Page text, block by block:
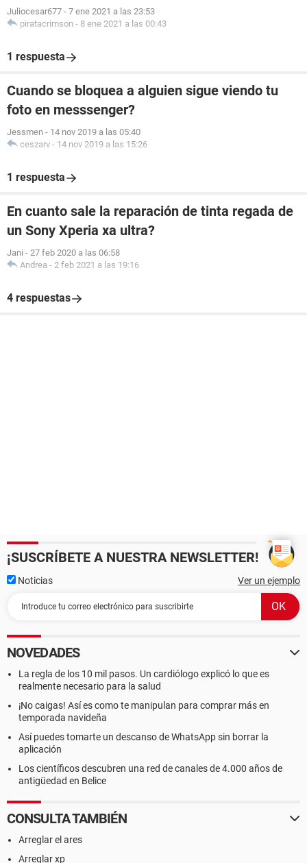
Juliocesar677 - 7 ene 2021 a las 23:53
piratacrimson - 8 ene 2021 a las 00:43
1 respuesta
Cuando se bloquea a alguien sigue viendo tu
foto en messsenger?
Jessmen - 14 nov 2019 a las 05:40
ceszarv - 14 nov 2019 a las 15:26
1 respuesta
En cuanto sale la reparación de tinta regada de
un Sony Xperia xa ultra?
Jani - 27 feb 2020 a las 06:58
Andrea - 2 feb 2021 a las 19:16
4 respuestas
¡SUSCRÍBETE A NUESTRA NEWSLETTER!
Noticias Ver un ejemplo
NOVEDADES
La regla de los 10 mil pasos. Un cardiólogo explicó lo que es
realmente necesario para la salud
¡No caigas! Así es como te manipulan para comprar más en
temporada navideña
Así puedes tomarte un descanso de WhatsApp sin borrar la
aplicación
Los científicos descubren una red de canales de 4.000 años de
antigüedad en Belice
CONSULTA TAMBIÉN
Arreglar el ares
Arreglar xp